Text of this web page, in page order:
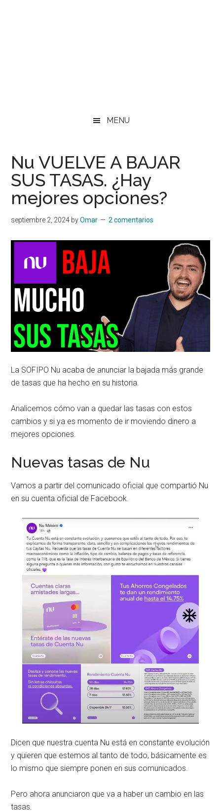
MENU
Nu VUELVE A BAJAR
SUS TASAS. ¿Hay
mejores opciones?
septiembre 2, 2024 byOmar 2 comentarios
La SOFIPO Nu acaba de anunciar la bajada más grande
de tasas que ha hecho en su historia.
Analicemos cómo van a quedar las tasas con estos
cambios y si ya es momento de ir moviendo dinero a
mejores opciones.
Nuevas tasas de Nu
Vamos a partir del comunicado oficial que compartió Nu
en su cuenta oficial de Facebook.
Dicen que nuestra cuenta Nu está en constante evolución
y quieren que estemos al tanto de todo, básicamente es
lo mismo que siempre ponen en sus comunicados.
Pero ahora anunciaron que va a haber un cambio en las
tasas.